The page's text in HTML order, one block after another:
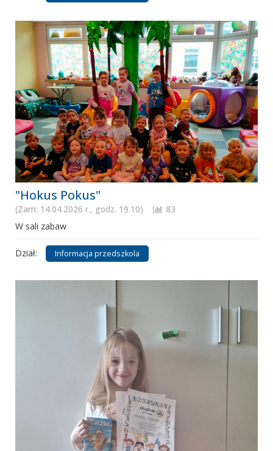
"Hokus Pokus"
(Zam: 14.04.2026 r., godz. 19.10)
83
W sali zabaw
Dział: Informacja przedszkola